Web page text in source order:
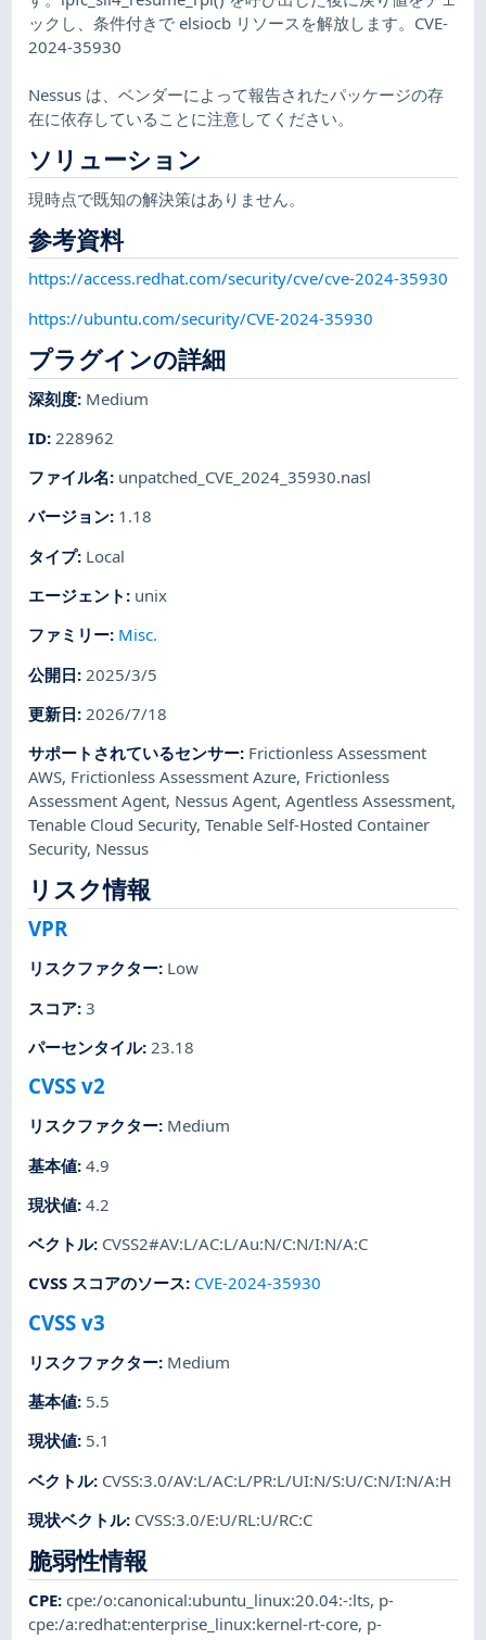
ックし、条件付きで elsiocb リソースを解放します。CVE-
2024-35930
Nessus は、ベンダーによって報告されたパッケージの存
在に依存していることに注意してください。
ソリューション
現時点で既知の解決策はありません。
参考資料
https://access.redhat.com/security/cve/cve-2024-35930
https://ubuntu.com/security/CVE-2024-35930
プラグインの詳細
深刻度: Medium
ID: 228962
ファイル名: unpatched_CVE_2024_35930.nasl
バージョン: 1.18
タイプ: Local
エージェント : unix
ファミリー: Misc.
公開日: 2025/3/5
更新日: 2026/7/18
サポートされているセンサー: Frictionless Assessment
AWS, Frictionless Assessment Azure, Frictionless
Assessment Agent, Nessus Agent,Agentless Assessment,
Tenable Cloud Security,Tenable Self-Hosted Container
Security, Nessus
リスク情報
VPR
リスクファクター: Low
スコア:3
パーセンタイル: 23.18
CVSS v2
リスクファクター: Medium
基本値:4.9
現状値:4.2
ベクトル: CVSS2#AV:L/AC:L/Au:N/C:N/I:N/A:C
CVSS スコアのソース: CVE-2024-35930
CVSS v3
リスクファクター: Medium
基本値: 5.5
現状値: 5.1
ベクトル: CVSS:3.0/AV:L/AC:L/PR:L/UI:N/S:U/C:N/I:N/A:H
現状ベクトル: CVSS:3.0/E:U/RL:U/RC:C
脆弱性情報
CPE:cpe:/o:canonical:ubuntu_linux:20.04:-:lts, p-
cpe:/a:redhat:enterprise_linux:kernel-rt-core, p-